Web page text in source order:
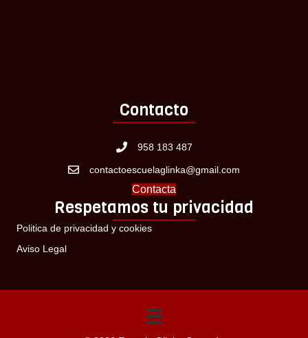
Contacto
958 183 487
contactoescuelaglinka@gmail.com
Contacta
Respetamos tu privacidad
Politica de privacidad y cookies
Aviso Legal